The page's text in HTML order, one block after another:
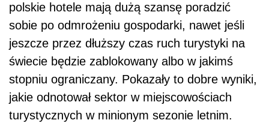
polskie hotele mają dużą szansę poradzić
sobie po odmrożeniu gospodarki, nawet jeśli
jeszcze przez dłuższy czas ruch turystyki na
świecie będzie zablokowany albo w jakimś
stopniu ograniczany. Pokazały to dobre wyniki,
jakie odnotował sektor w miejscowościach
turystycznych w minionym sezonie letnim.